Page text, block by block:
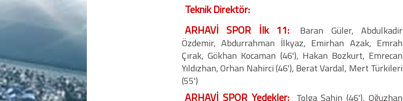
Teknik Direktör:
ARHAVİ SPOR İlk 11:
Baran Güler, Abdulkadir
Özdemir, Abdurrahman İlkyaz, Emirhan Azak, Emrah
Çırak, Gökhan Kocaman (46'), Hakan Bozkurt, Emrecan
Yıldızhan, Orhan Nahirci (46'), Berat Vardal, Mert Türkileri
(55')
ARHAVİ SPOR Yedekler: Tolga Şahin (46'), Oğuzhan